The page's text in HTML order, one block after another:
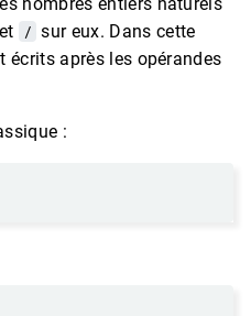
et / sur eux. Dans cette
écrits après les opérandes
: